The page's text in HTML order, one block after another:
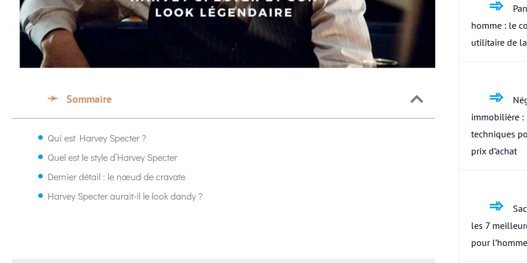
Sommaire
Qui est Harvey Specter ?
Quel est le style d’Harvey Specter
Dernier détail : le nœud de cravate
Harvey Specter aurait-il le look dandy ?
homme : le
utilitaire de
immobilière :
techniques
prix d’achat
les 7
pour